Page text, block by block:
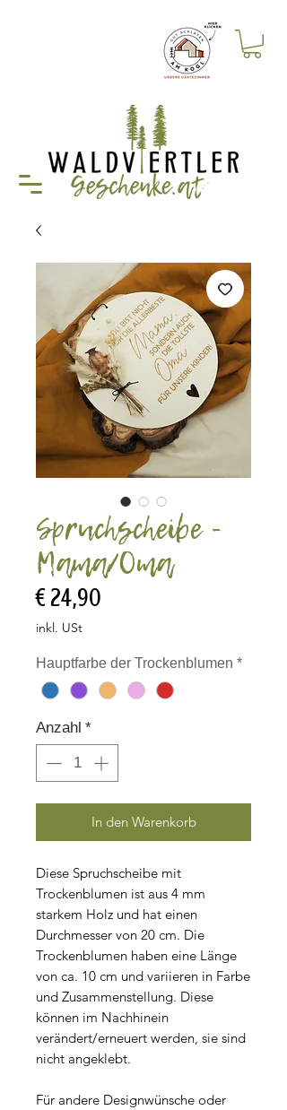
Spruchscheibe -
Mama/Oma
€ 24,90
inkl. USt
Hauptfarbe der Trockenblumen *
Anzahl *
In den Warenkorb
Diese Spruchscheibe mit
Trockenblumen ist aus 4 mm
starkem Holz und hat einen
Durchmesser von 20 cm. Die
Trockenblumen haben eine Länge
von ca. 10 cm und variieren in Farbe
und Zusammenstellung. Diese
können im Nachhinein
verändert/erneuert werden, sie sind
nicht angeklebt.
Für andere Designwünsche oder